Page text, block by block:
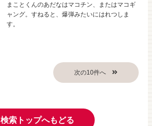
まことくんのあだなはマコチン、またはマコギ
ャング。すねると、爆弾みたいにはれつしま
す。
検索トップへもどる